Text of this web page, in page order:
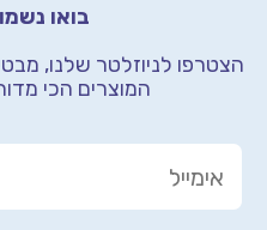
בואו
הצטרפו לניוזלטר שלנו,
המוצרים הכי